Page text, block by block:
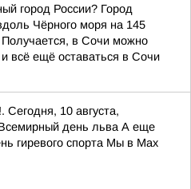
город России? Город
Чёрного моря на 145
Получается, в Сочи можно
и всё ещё оставаться в Сочи
Сегодня, 10 августа,
день льва А еще
гиревого спорта Мы в Мах